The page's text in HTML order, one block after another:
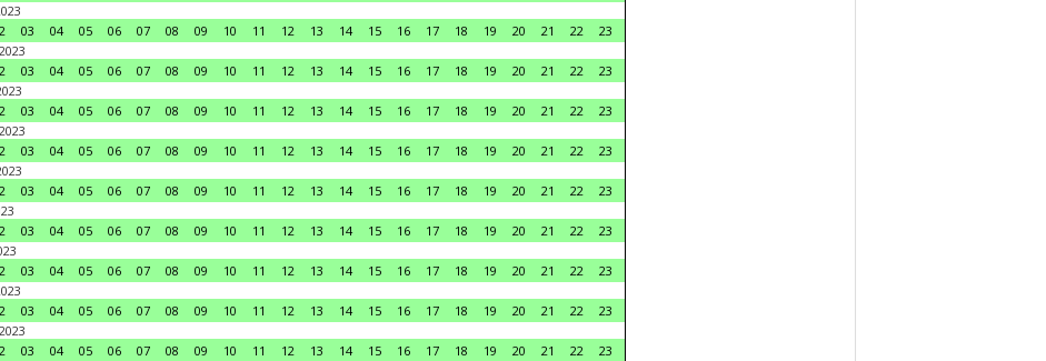
03 04 05 06 07 08 09 10 11 12 13 14 15 16 17 18 19 20 21 22
23
03 04 05 06 07 08 09 10 11 12 13 14 15 16 17 18 19 20 21 22
23
03 04 05 06 07 08 09 10 11 12 13 14 15 16 17 18 19 20 21 22
23
03 04 05 06 07 08 09 10 11 12 13 14 15 16 17 18 19 20 21 22
23
03 04 05 06 07 08 09 10 11 12 13 14 15 16 17 18 19 20 21 22
23
03 04 05 06 07 08 09 10 11 12 13 14 15 16 17 18 19 20 21 22
23
03 04 05 06 07 08 09 10 11 12 13 14 15 16 17 18 19 20 21 22
23
03 04 05 06 07 08 09 10 11 12 13 14 15 16 17 18 19 20 21 22
23
03 04 05 06 07 08 09 10 11 12 13 14 15 16 17 18 19 20 21 22
23